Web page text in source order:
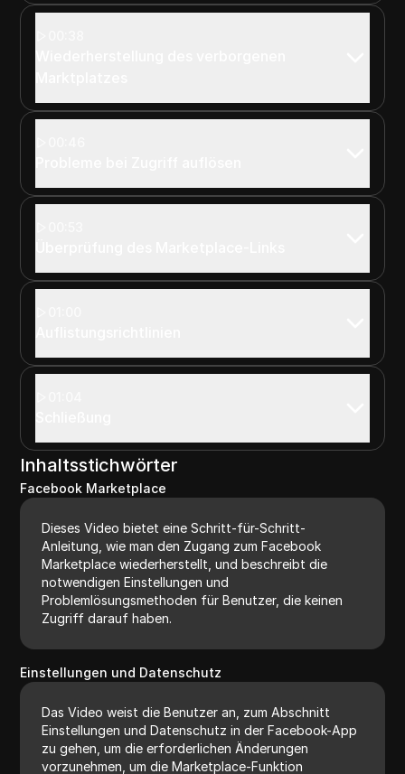
Inhaltsstichwörter
Facebook Marketplace
Dieses Video bietet eine Schritt-für-Schritt-
Anleitung, wie man den Zugang zum Facebook
Marketplace wiederherstellt, und beschreibt die
notwendigen Einstellungen und
Problemlösungsmethoden für Benutzer, die keinen
Zugriff darauf haben.
Einstellungen und Datenschutz
Das Video weist die Benutzer an, zum Abschnitt
Einstellungen und Datenschutz in der Facebook-App
zu gehen, um die erforderlichen Änderungen
vorzunehmen, um die Marketplace-Funktion